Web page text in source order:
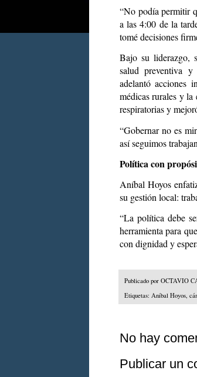
“No podía permitir
a las 4:00 de la
tomé decisiones
Bajo su liderazgo,
salud preventiva y
adelantó acciones
médicas rurales y la
respiratorias y
“Gobernar no es
así seguimos
Política con
Aníbal Hoyos
su gestión local:
“La política debe
herramienta para
con dignidad y
Publicado por OCTAVIO
Etiquetas: Aníbal Hoyos
No hay
Publicar un